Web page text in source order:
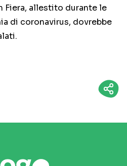
Fiera, allestito durante le
di coronavirus, dovrebbe